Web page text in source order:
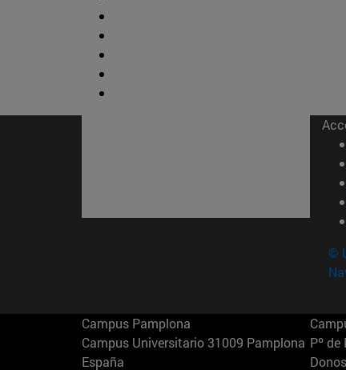
©
Campus Pamplona
Campus Universitario 31009 Pamplona
España
Pº